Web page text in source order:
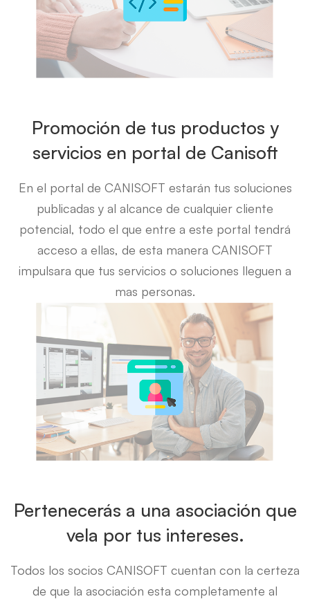
Promoción de tus productos y
servicios en portal de Canisoft
En el portal de CANISOFT estarán tus soluciones
publicadas y al alcance de cualquier cliente
potencial, todo el que entre a este portal tendrá
acceso a ellas, de esta manera CANISOFT
impulsara que tus servicios o soluciones lleguen a
mas personas.
Pertenecerás a una asociación que
vela por tus intereses.
Todos los socios CANISOFT cuentan con la certeza
de que la asociación esta completamente al